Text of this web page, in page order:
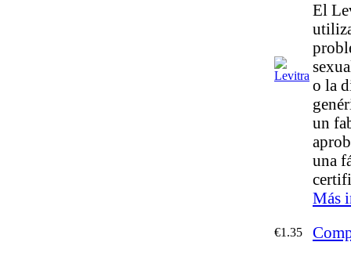
El
o la
un
una
Más
€1.35